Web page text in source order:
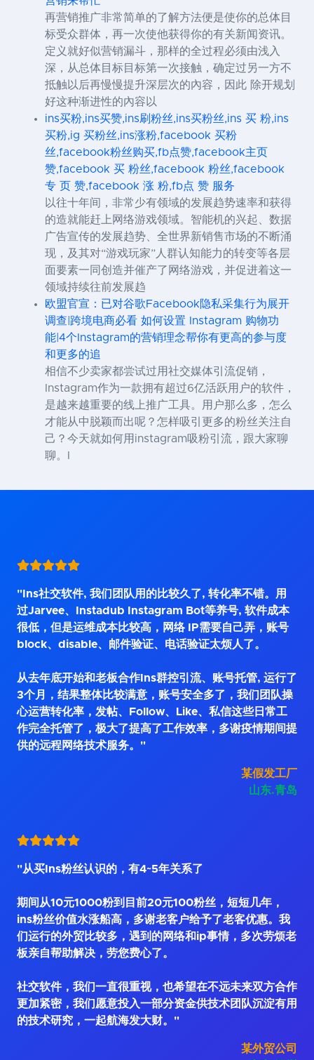
再营销推广非常简单的了解方法便是使你的总体目
标受众群体，再一次使他获得你的有关新闻资讯。
定义就好似营销漏斗，那样的全过程必须由浅入
深，从总体目标目标第一次接触，确定过另一方不
抵触以后再慢慢提升深层次的內容，因此 除开规划
好这种渐进性的內容以
ins买粉,ins买赞,ins刷粉丝,ins买粉丝,ins 买 粉,ins
买粉,ig 买粉丝,ins涨粉,facebook 买粉
丝,facebook粉丝购买,fb点赞,facebook主页
赞,facebook 买 粉丝,facebook 粉丝,facebook
专 页 赞,facebook 涨 粉,fb点 赞 服务
以往十年间，非常少有领域的发展趋势速率和获得
的造就能赶上网络游戏领域。智能机的兴起、数据
广告宣传的发展趋势、全世界新销售市场的不断涌
现，及其对“游戏玩家”人群认知能力的转变等各层
面要素一同创造并催产了网络游戏，并促进着这一
领域持续往前发展趋
欧盟官宣：已对谷歌Facebook隐私采集行为展开
调查|跨境电商必看 如何设置 Instagram 购物功
能|4个Instagram的营销理念帮你有更高的参与度
和更多的追
相信不少卖家都尝试过用社交媒体引流促销，
Instagram作为一款拥有超过6亿活跃用户的软件，
是越来越重要的线上推广工具。用户那么多，怎么
才能从中脱颖而出呢？怎样吸引更多的粉丝关注自
己？今天就如何用instagram吸粉引流，跟大家聊
聊。I
"Ins社交软件, 我们团队用的比较久了, 转化率不错。用
过Jarvee、Instadub Instagram Bot等养号, 软件成本
很低，但是运维成本比较高，网络 IP需要自己弄，账号
block、disable、邮件验证、电话验证太烦人了。
从去年底开始和老板合作Ins群控引流、账号托管, 运行了
3个月，结果整体比较满意，账号安全多了，我们团队操
心运营转化率，发帖、Follow、Like、私信这些日常工
作完全托管了，极大了提高了工作效率，多谢疫情期间提
供的远程网络技术服务。"
某假发工厂
山东.青岛
"从买Ins粉丝认识的，有4~5年关系了
期间从10元1000粉到目前20元100粉丝，短短几年，
ins粉丝价值水涨船高，多谢老客户给予了老客优惠。我
们运行的外贸比较多，遇到的网络和ip事情，多次劳烦老
板亲自帮助解决，劳您费心了。
社交软件，我们一直很重视，也希望在不远未来双方合作
更加紧密，我们愿意投入一部分资金供技术团队沉淀有用
的技术研究，一起航海发大财。"
某外贸公司